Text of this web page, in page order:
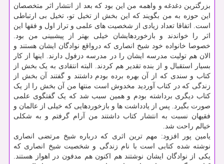
بزرگترین دغدغه و واهمه من این بود که بعد از انتشار اثر متخصصان
این حوزه به من بگویند که این بخش از تخیل تو، تخیل بی ارتباطی
است. اتفاقا تعداد زیادی از شخصیت های علمی و تراز اول و فقها این
اثر را خواندند و بازخوردهایشان خیلی بهتر از پیشبینی من بود.
خصوصا خانواده خود شیخ انصاری که درواقع نوادگان ایشان هستند و
الان هم تولیت مدرسه ایشان را در مدرسه دزفول دارند. اینها از کار
بسیار استقبال و از بنده تقدیر هم کردند. البته انتقادی به یک بخش از
کتاب و سندی که از آن بهره برده بودم داشتند و گفتند آن بخش از
زندگی که در کتاب آوردید مخدوش است منتها من آن بخش را از یک
کتاب دیگری برداشته بودم و همین سبب شد که یک گفتگوی علمی
صورت بگیرد. پس از یادداشت ها و بازخوردهایی که خیلی از عالمان و
فقیهان نسبت به انتشار کتاب داشتند من آرام گرفتم و به شکلی
خیالم راحت شد.
یامین پور افزود: مهم ترین اثری که درباره شیخ مرتضی انصاری
نوشته شده کتابی است با نام زندگی و شخصیت شیخ انصاری که
یکی از نوادگان ایشان نوشتند هم اکنون هم مدفون در اهواز هستند.